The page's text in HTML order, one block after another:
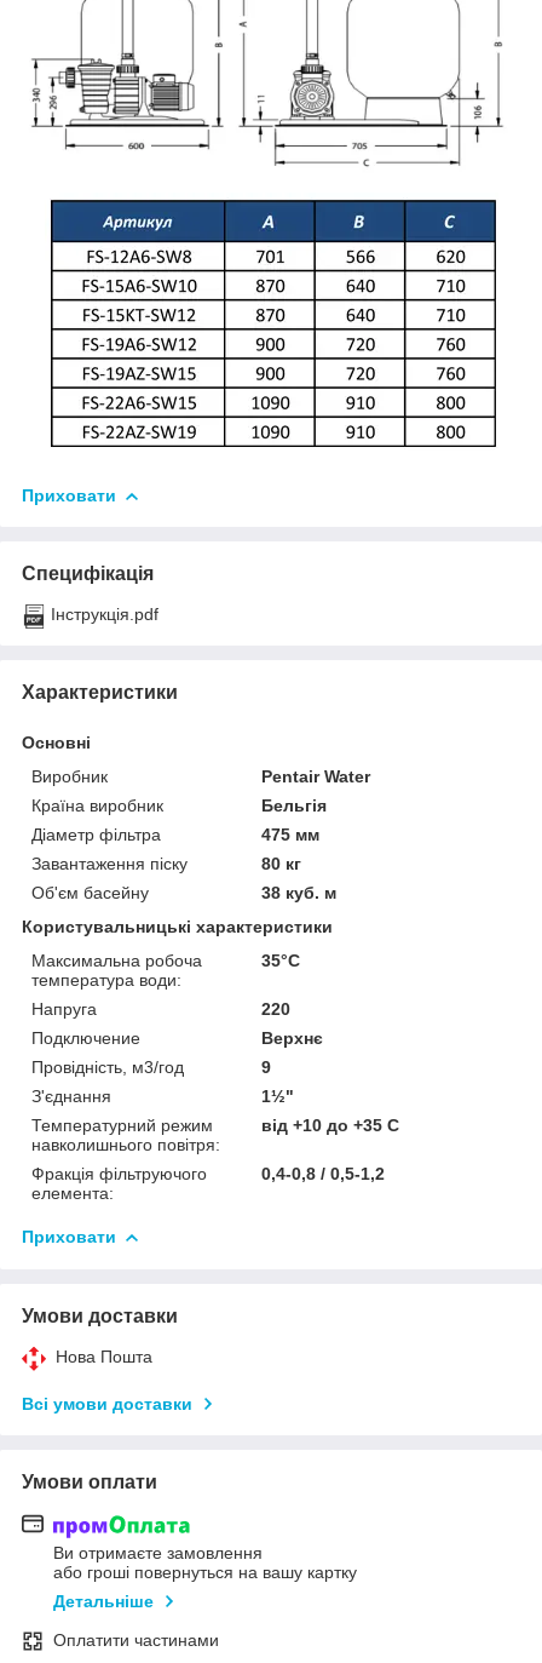
Приховати
Специфікація
Інструкція.pdf
Характеристики
Основні
Виробник
Pentair Water
Країна виробник
Бельгія
Діаметр фільтра
475 мм
Завантаження піску
80 кг
Об'єм басейну
38 куб. м
Користувальницькі характеристики
Максимальна робоча
температура води:
35°C
Напруга
220
Подключение
Верхнє
Провідність, м3/год
9
З'єднання
1½"
Температурний режим
навколишнього повітря:
від +10 до +35 С
Фракція фільтруючого
елемента:
0,4-0,8 / 0,5-1,2
Приховати
Умови доставки
Нова Пошта
Всі умови доставки
Умови оплати
Ви отримаєте замовлення
або гроші повернуться на вашу картку
Детальніше
Оплатити частинами